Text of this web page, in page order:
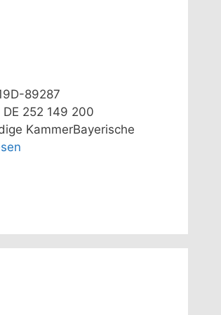
89287
252 149 200
KammerBayerische